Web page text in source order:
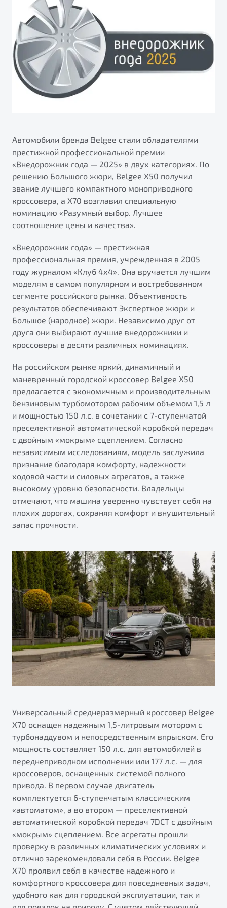
Яркий кроссовер
от 2 219 990 ₽*
Обзор В наличии
Элегантный и практичный седан
Обзор В наличии
X70
Универсальный кроссовер
от 2 499 990 ₽*
Обзор
Автокредит
Трейд-ин
Страхование
Расчет КАСКО
Узнайте о специальных выгодах при покупке
автомобиля Belgee
Подробно
Автомобили в наличии
Тест-драйв
Автокредит
Спецпредложения
ПОДДЕРЖКА
Гарантия Belgee
Belgee Линк
Belgee Клуб
Belgee Плюс
Помощь на дорогах
Будьте еще более уверены на дорогах с программой
"Помощь на дорогах"
Преимущества программы
Запись на сервис
Калькулятор ТО
Клиентская поддержка
О дилерском центре
Правовая информация
Автомобили бренда Belgee стали обладателями
престижной профессиональной премии
«Внедорожник года — 2025» в двух категориях. По
решению Большого жюри, Belgee X50 получил
звание лучшего компактного моноприводного
кроссовера, а X70 возглавил специальную
номинацию «Разумный выбор. Лучшее
соотношение цены и качества».
«Внедорожник года» — престижная
профессиональная премия, учрежденная в 2005
году журналом «Клуб 4х4». Она вручается лучшим
моделям в самом популярном и востребованном
сегменте российского рынка. Объективность
результатов обеспечивают Экспертное жюри и
Большое (народное) жюри. Независимо друг от
друга они выбирают лучшие внедорожники и
кроссоверы в десяти различных номинациях.
На российском рынке яркий, динамичный и
маневренный городской кроссовер Belgee X50
предлагается с экономичным и производительным
бензиновым турбомотором рабочим объемом 1,5 л
и мощностью 150 л.с. в сочетании с 7-ступенчатой
преселективной автоматической коробкой передач
с двойным «мокрым» сцеплением. Согласно
независимым исследованиям, модель заслужила
признание благодаря комфорту, надежности
ходовой части и силовых агрегатов, а также
высокому уровню безопасности. Владельцы
отмечают, что машина уверенно чувствует себя на
плохих дорогах, сохраняя комфорт и внушительный
запас прочности.
Универсальный среднеразмерный кроссовер Belgee
X70 оснащен надежным 1,5-литровым мотором с
турбонаддувом и непосредственным впрыском. Его
мощность составляет 150 л.с. для автомобилей в
переднеприводном исполнении или 177 л.с. — для
кроссоверов, оснащенных системой полного
привода. В первом случае двигатель
комплектуется 6-ступенчатым классическим
«автоматом», а во втором — преселективной
автоматической коробкой передач 7DCT с двойным
«мокрым» сцеплением. Все агрегаты прошли
проверку в различных климатических условиях и
отлично зарекомендовали себя в России. Belgee
X70 проявил себя в качестве надежного и
комфортного кроссовера для повседневных задач,
удобного как для городской эксплуатации, так и